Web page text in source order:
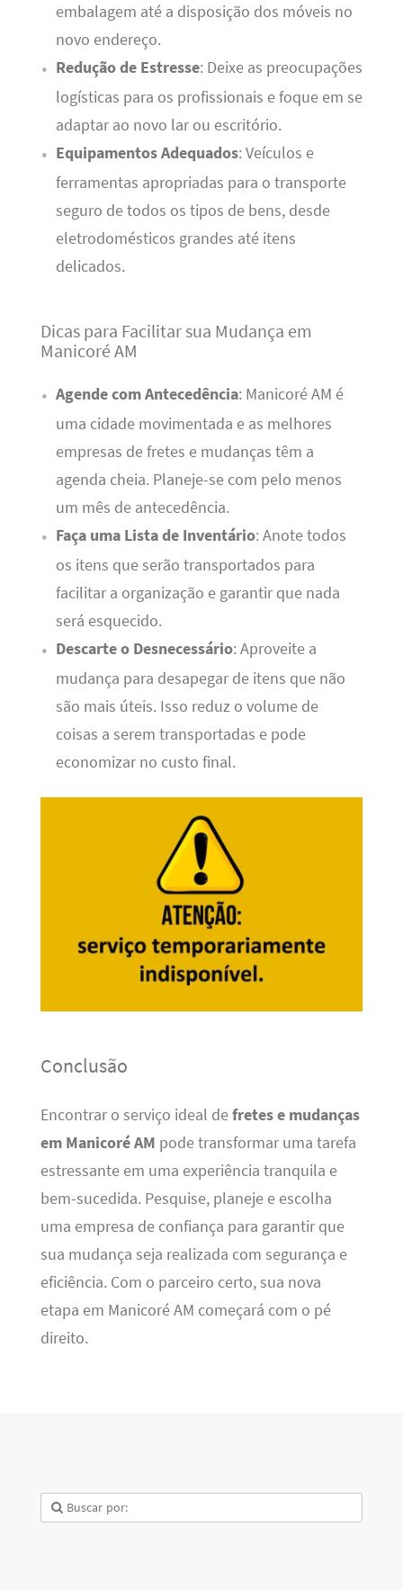
embalagem até a disposição dos móveis no
novo endereço.
Redução de Estresse: Deixe as preocupações
logísticas para os profissionais e foque em se
adaptar ao novo lar ou escritório.
Equipamentos Adequados: Veículos e
ferramentas apropriadas para o transporte
seguro de todos os tipos de bens, desde
eletrodomésticos grandes até itens
delicados.
Dicas para Facilitar sua Mudança em
Manicoré AM
Agende com Antecedência: Manicoré AM é
uma cidade movimentada e as melhores
empresas de fretes e mudanças têm a
agenda cheia. Planeje-se com pelo menos
um mês de antecedência.
Faça uma Lista de Inventário: Anote todos
os itens que serão transportados para
facilitar a organização e garantir que nada
será esquecido.
Descarte o Desnecessário: Aproveite a
mudança para desapegar de itens que não
são mais úteis. Isso reduz o volume de
coisas a serem transportadas e pode
economizar no custo final.
Conclusão
Encontrar o serviço ideal defretes e mudanças
em Manicoré AM pode transformar uma tarefa
estressante em uma experiência tranquila e
bem-sucedida. Pesquise, planeje e escolha
uma empresa de confiança para garantir que
sua mudança seja realizada com segurança e
eficiência. Com o parceiro certo, sua nova
etapa em Manicoré AM começará com o pé
direito.